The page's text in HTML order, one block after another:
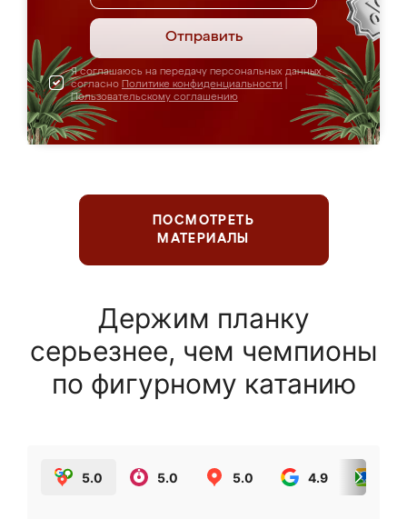
Отправить
Я соглашаюсь на передачу персональных данных
согласно Политике конфиденциальности
Пользовательскому соглашению
ПОСМОТРЕТЬ
МАТЕРИАЛЫ
Держим планку
серьезнее, чем чемпионы
по фигурному катанию
5.0 5.0 5.0 4.9